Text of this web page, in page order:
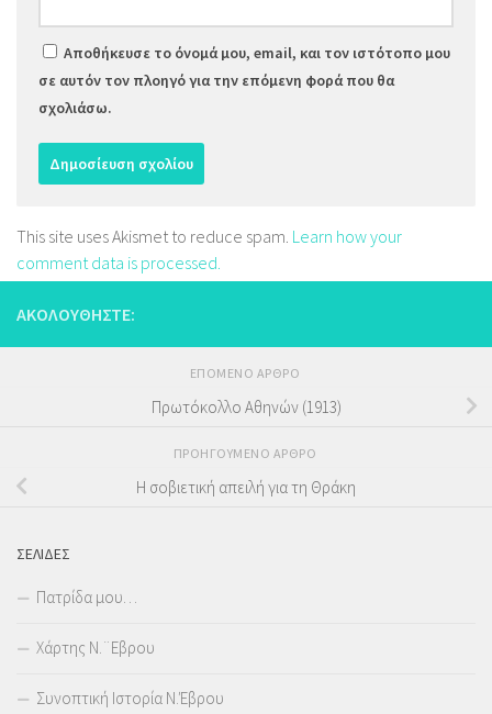
Αποθήκευσε το όνομά μου, email, και τον ιστότοπο μου
σε αυτόν τον πλοηγό για την επόμενη φορά που θα
σχολιάσω.
This site uses Akismet to reduce spam. Learn how your
comment data is processed.
ΑΚΟΛΟΥΘΉΣΤΕ:
ΕΠΌΜΕΝΟ ΆΡΘΡΟ
Πρωτόκολλο Αθηνών (1913)
ΠΡΟΗΓΟΎΜΕΝΟ ΆΡΘΡΟ
Η σοβιετική απειλή για τη Θράκη
ΣΕΛΊΔΕΣ
Πατρίδα μου…
Χάρτης Ν.¨Εβρου
Συνοπτική Ιστορία Ν.Έβρου